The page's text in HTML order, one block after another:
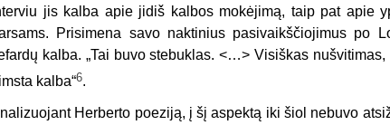
jis kalba apie jidiš kalbos mokėjimą, taip pat apie
Prisimena savo naktinius pasivaikščiojimus po
kalba. „Tai buvo stebuklas. <…> Visiškas
kalba“6.
Herberto poeziją, į šį aspektą iki šiol nebuvo